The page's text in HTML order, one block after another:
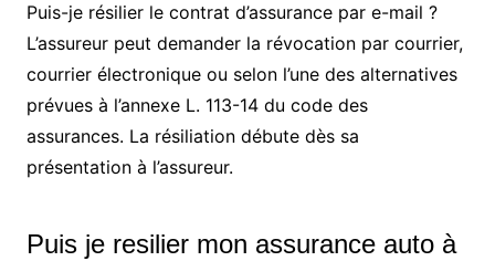
Puis-je résilier le contrat d’assurance par e-mail ?
L’assureur peut demander la révocation par courrier,
courrier électronique ou selon l’une des alternatives
prévues à l’annexe L. 113-14 du code des
assurances. La résiliation débute dès sa
présentation à l’assureur.
Puis je resilier mon assurance auto à